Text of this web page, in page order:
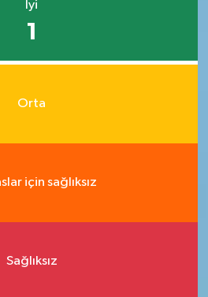
İyi
1
Orta
için sağlıksız
Sağlıksız